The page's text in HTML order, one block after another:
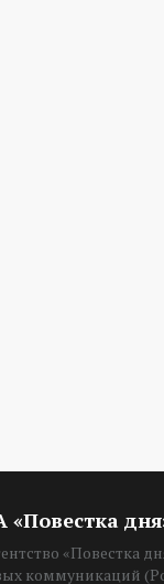
«Повестка
«Повестка
коммуникаций